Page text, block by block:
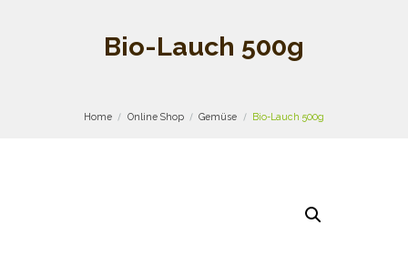
Bio-Lauch 500g
Home Online Shop Gemüse Bio-Lauch 500g